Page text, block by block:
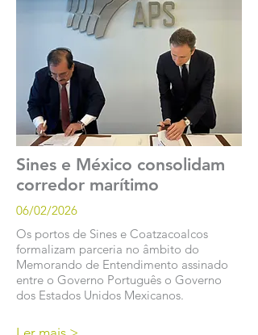
Sines e México consolidam
corredor marítimo
06/02/2026
Os portos de Sines e Coatzacoalcos
formalizam parceria no âmbito do
Memorando de Entendimento assinado
entre o Governo Português o Governo
dos Estados Unidos Mexicanos.